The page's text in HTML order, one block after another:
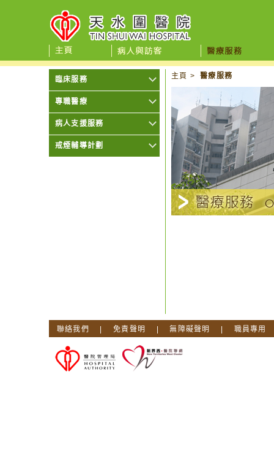
臨床服務
專職醫療
病人支援服務
戒煙輔導計劃
主頁 >醫療服務
聯絡我們 免責聲明 無障礙聲明 職員專用